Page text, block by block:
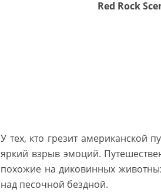
Red Rock
У тех, кто грезит американской
яркий взрыв эмоций.
похожие на диковинных
над песочной бездной.